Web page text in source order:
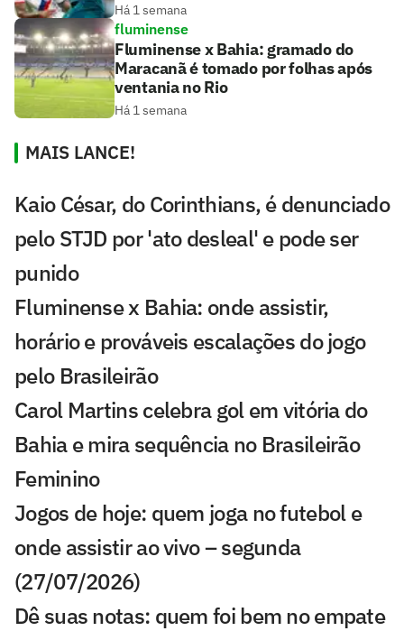
Há 1 semana
fluminense
Fluminense x Bahia: gramado do
Maracanã é tomado por folhas após
ventania no Rio
Há 1 semana
MAIS LANCE!
Kaio César, do Corinthians, é denunciado
pelo STJD por 'ato desleal' e pode ser
punido
Fluminense x Bahia: onde assistir,
horário e prováveis escalações do jogo
pelo Brasileirão
Carol Martins celebra gol em vitória do
Bahia e mira sequência no Brasileirão
Feminino
Jogos de hoje: quem joga no futebol e
onde assistir ao vivo – segunda
(27/07/2026)
Dê suas notas: quem foi bem no empate